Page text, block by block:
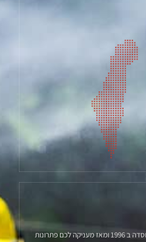
מעיין עיכוב בעירה נוסדה ב 1996 ומאז מעניקה לכם פתרונות